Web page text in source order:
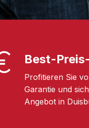
Best-
Profitieren Sie
Garantie und
Angebot in